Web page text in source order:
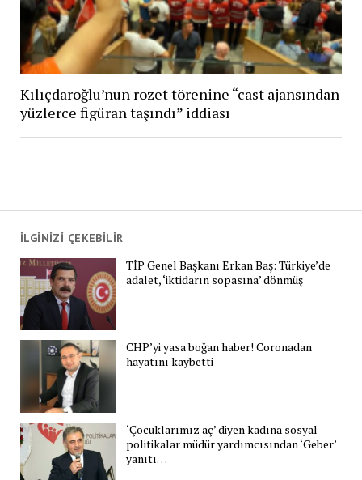
İLGİNİZİ ÇEKEBİLİR
TİP Genel Başkanı Erkan Baş: Türkiye’de
adalet, ‘iktidarın sopasına’ dönmüş
CHP’yi yasa boğan haber! Coronadan
hayatını kaybetti
‘Çocuklarımız aç’ diyen kadına sosyal
politikalar müdür yardımcısından ‘Geber’
yanıtı…
Kılıçdaroğlu’nun rozet törenine “cast ajansından
yüzlerce figüran taşındı” iddiası